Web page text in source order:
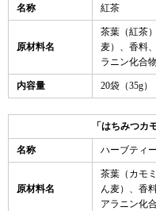
名称 紅茶
原材料名
茶葉（紅茶
麦）、香料
ラニン化合物
内容量 20袋（35g）
「はちみつカ
名称 ハーブティー
原材料名
茶葉（カモ
ん麦）、香
アラニン化